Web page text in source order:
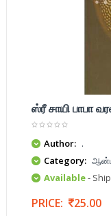
ஸ்ரீ சாயி பாபா
Author: .
Category:
Available-
PRICE: 25.00